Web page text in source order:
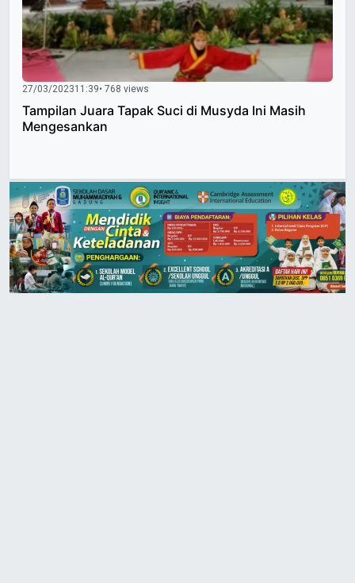
27/03/202311:39• 768 views
Tampilan Juara Tapak Suci di Musyda Ini Masih
Mengesankan